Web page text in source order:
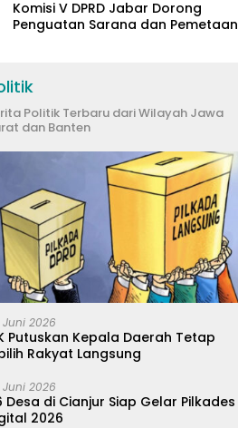
Komisi V DPRD Jabar Dorong
Penguatan Sarana dan Pemetaan
Politik Terbaru dari Wilayah Jawa
dan Banten
Juni 2026
Putuskan Kepala Daerah Tetap
Rakyat Langsung
Juni 2026
Desa di Cianjur Siap Gelar Pilkades
2026